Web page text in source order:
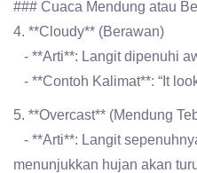
### Cuaca Mendung atau
4. **Cloudy** (Berawan)
- **Arti**: Langit dipenuhi
- **Contoh Kalimat**: “It
5. **Overcast** (Mendung
- **Arti**: Langit
menunjukkan hujan akan